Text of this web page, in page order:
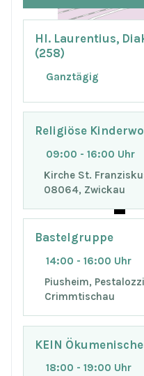
+−
©
Hl. Laurentius,
(258)
Ganztägig
Religiöse
09:00 - 16:00 Uhr
Kirche St.
08064, Zwickau
Bastelgruppe
14:00 - 16:00 Uhr
Piusheim,
Crimmtischau
KEIN
18:00 - 19:00 Uhr